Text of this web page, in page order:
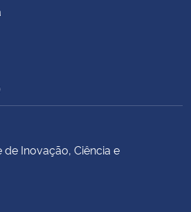
Inovação, Ciência e